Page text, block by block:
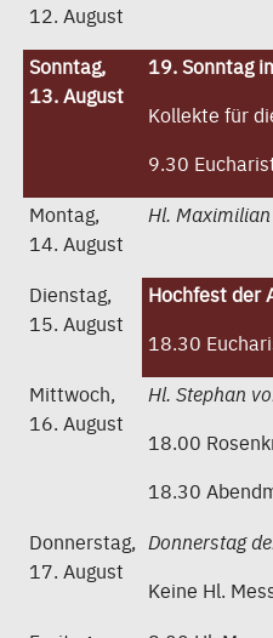
12. August
Sonntag,
13. August
19. Sonntag
Kollekte für
9.30
Montag,
14. August
Hl.
Dienstag,
15. August
Hochfest der
18.30
Mittwoch,
16. August
Hl. Stephan
18.00
18.30
Donnerstag,
17. August
Donnerstag
Keine Hl.